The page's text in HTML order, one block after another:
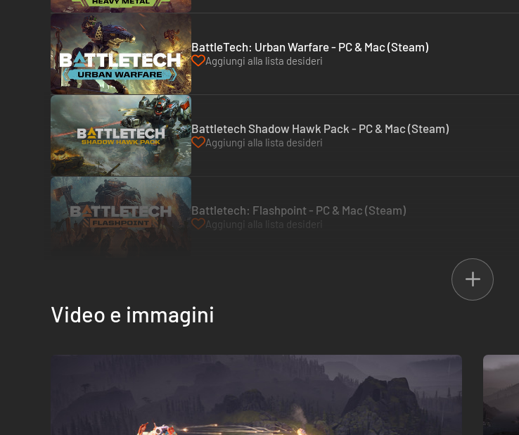
BattleTech: Urban Warfare - PC & Mac (Steam)
Aggiungi alla lista desideri
Battletech Shadow Hawk Pack - PC & Mac (Steam)
Aggiungi alla lista desideri
Battletech: Flashpoint - PC & Mac (Steam)
Aggiungi alla lista desideri
Video e immagini